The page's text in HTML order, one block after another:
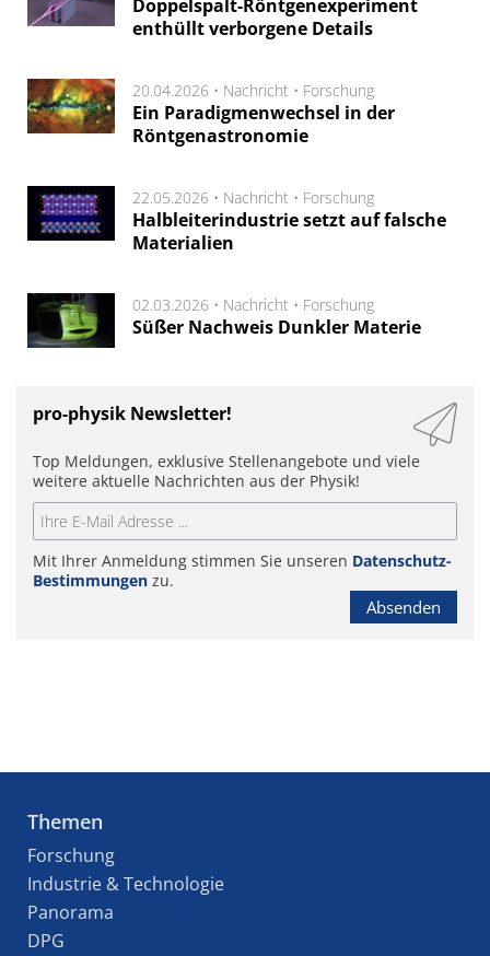
Doppelspalt-Röntgenexperiment
enthüllt verborgene Details
20.04.2026 • Nachricht • Forschung
Ein Paradigmenwechsel in der
Röntgenastronomie
22.05.2026 • Nachricht • Forschung
Halbleiterindustrie setzt auf falsche
Materialien
02.03.2026 • Nachricht • Forschung
Süßer Nachweis Dunkler Materie
pro-physik Newsletter!
Top Meldungen, exklusive Stellenangebote und viele
weitere aktuelle Nachrichten aus der Physik!
Mit Ihrer Anmeldung stimmen Sie unseren Datenschutz-
Bestimmungen zu.
Absenden
Themen
Forschung
Industrie & Technologie
Panorama
DPG